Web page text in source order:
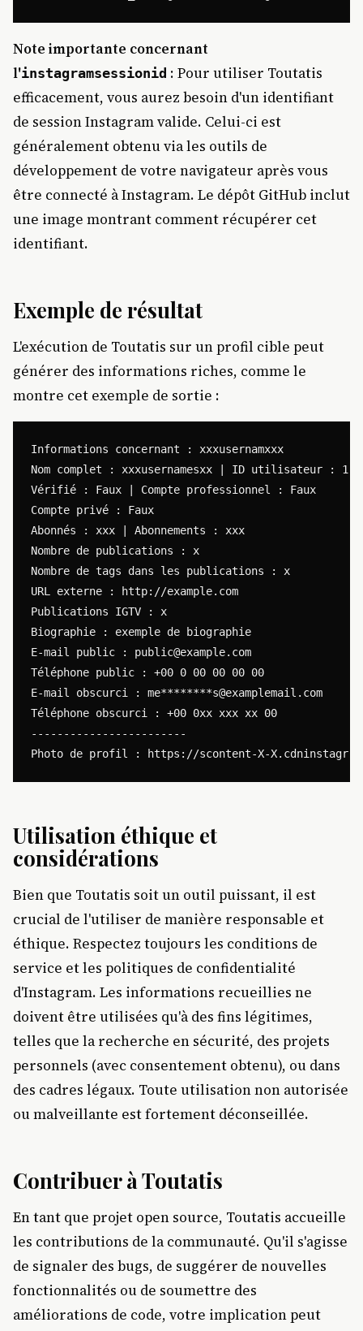
Note importante concernant
l'instagramsessionid : Pour utiliser Toutatis
efficacement, vous aurez besoin d'un identifiant
de session Instagram valide. Celui-ci est
généralement obtenu via les outils de
développement de votre navigateur après vous
être connecté à Instagram. Le dépôt GitHub inclut
une image montrant comment récupérer cet
identifiant.
Exemple de résultat
L'exécution de Toutatis sur un profil cible peut
générer des informations riches, comme le
montre cet exemple de sortie :
Informations concernant : xxxusernamxxx
Nom complet : xxxusernamesxx | ID utilisateur :
Vérifié : Faux | Compte professionnel : Faux
Compte privé : Faux
Abonnés : xxx | Abonnements : xxx
Nombre de publications : x
Nombre de tags dans les publications : x
URL externe : http://example.com
Publications IGTV : x
Biographie : exemple de biographie
E-mail public : public@example.com
Téléphone public : +00 0 00 00 00 00
E-mail obscurci : me********s@examplemail.com
Téléphone obscurci : +00 0xx xxx xx 00
------------------------
Utilisation éthique et
considérations
Bien que Toutatis soit un outil puissant, il est
crucial de l'utiliser de manière responsable et
éthique. Respectez toujours les conditions de
service et les politiques de confidentialité
d'Instagram. Les informations recueillies ne
doivent être utilisées qu'à des fins légitimes,
telles que la recherche en sécurité, des projets
personnels (avec consentement obtenu), ou dans
des cadres légaux. Toute utilisation non autorisée
ou malveillante est fortement déconseillée.
Contribuer à Toutatis
En tant que projet open source, Toutatis accueille
les contributions de la communauté. Qu'il s'agisse
de signaler des bugs, de suggérer de nouvelles
fonctionnalités ou de soumettre des
améliorations de code, votre implication peut